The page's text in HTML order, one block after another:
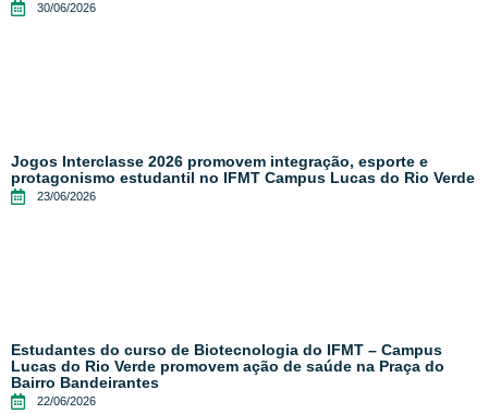
30/06/2026
Jogos Interclasse 2026 promovem integração, esporte e
protagonismo estudantil no IFMT Campus Lucas do Rio Verde
23/06/2026
Estudantes do curso de Biotecnologia do IFMT – Campus
Lucas do Rio Verde promovem ação de saúde na Praça do
Bairro Bandeirantes
22/06/2026